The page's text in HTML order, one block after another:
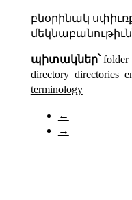
բնօրինակ
պիտակներ՝ folder
directory directories
terminology
←
→